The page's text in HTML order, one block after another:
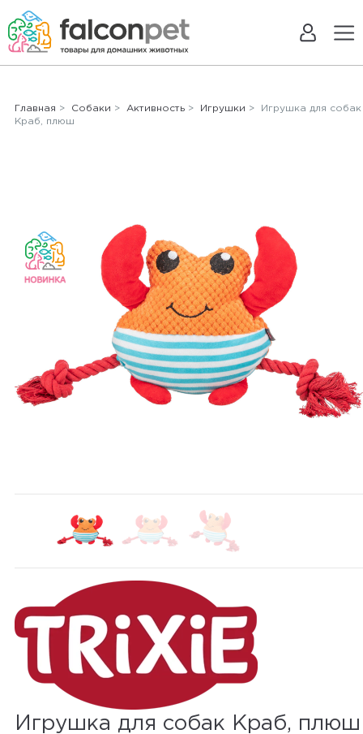
Главная > Собаки > Активность> Игрушки > Игрушка для собак
Краб, плюш
Игрушка для собак Краб, плюш